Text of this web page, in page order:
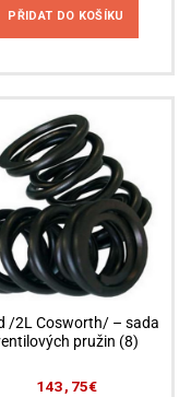
PŘIDAT DO KOŠÍKU
/2L Cosworth/ – sada
pružin (8)
143,75€